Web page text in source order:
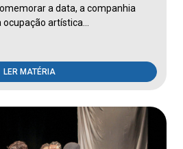
a data, a companhia
artística…
LER MATÉRIA